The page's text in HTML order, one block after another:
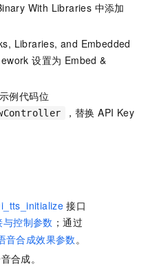
With Libraries 中添加
Libraries, and Embedded
设置为 Embed &
例代码位
，替换 API Key
接口
与控制参数 ；通过
音合成效果参数 。
合成。